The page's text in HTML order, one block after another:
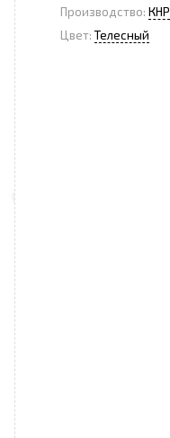
Производство: КНР
Цвет: Телесный